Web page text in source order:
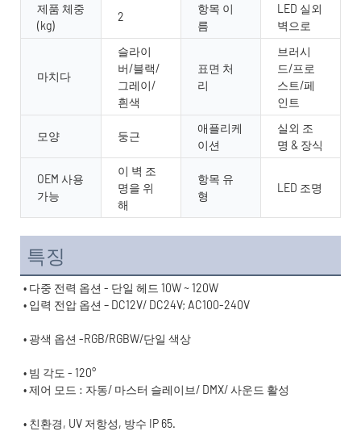
제품 체중
(kg)
2
항목 이
름
LED 실외
벽으로
마치다
슬라이
버/블랙/
그레이/
흰색
표면 처
리
브러시
드/프로
스트/페
인트
모양 둥근
애플리케
이션
실외 조
명 & 장식
OEM 사용
가능
이 벽 조
명을 위
해
항목 유
형
LED 조명
특징
• 빔 각도 - 120°